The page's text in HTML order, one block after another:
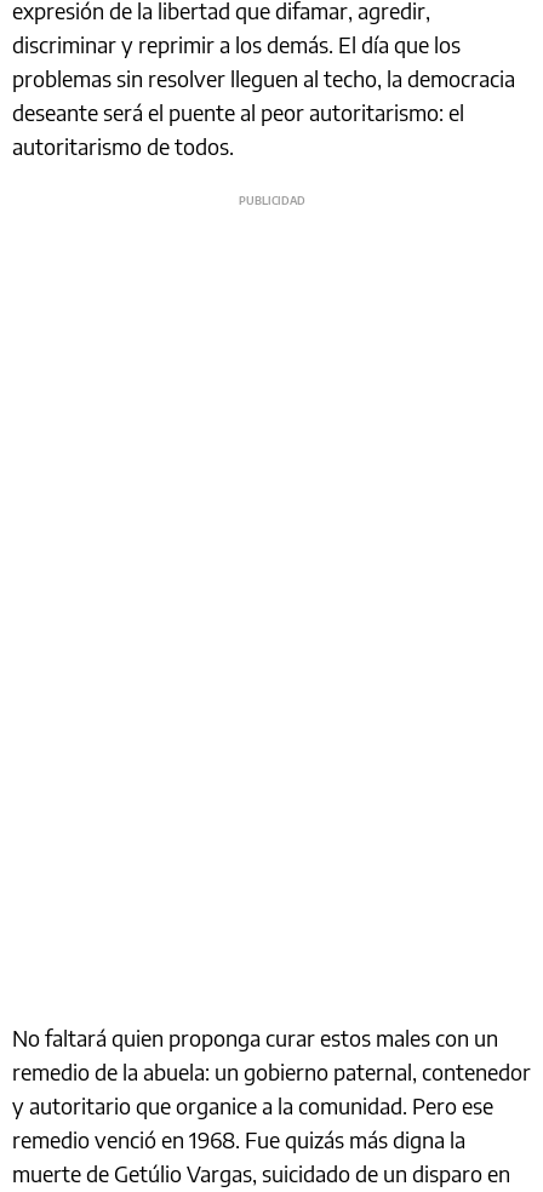
expresión de la libertad que difamar, agredir,
discriminar y reprimir a los demás. El día que los
problemas sin resolver lleguen al techo, la democracia
deseante será el puente al peor autoritarismo: el
autoritarismo de todos.
No faltará quien proponga curar estos males con un
remedio de la abuela: un gobierno paternal, contenedor
y autoritario que organice a la comunidad. Pero ese
remedio venció en 1968. Fue quizás más digna la
muerte de Getúlio Vargas, suicidado de un disparo en